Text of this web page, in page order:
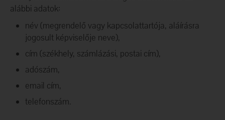
alábbi adatok:
név (megrendelő vagy kapcsolattartója, aláírásra
jogosult képviselője neve),
cím (székhely, számlázási, postai cím),
adószám,
email cím,
telefonszám.